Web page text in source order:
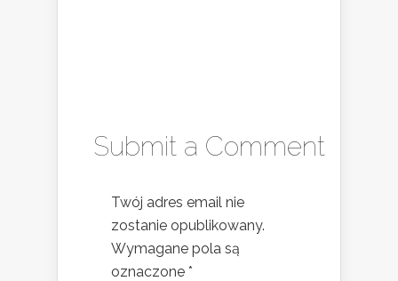
Submit a Comment
Twój adres email nie
zostanie opublikowany.
Wymagane pola są
oznaczone *